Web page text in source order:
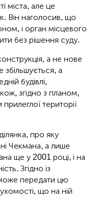
міста, але це
Він наголосив, що
і орган місцевого
без рішення суду.
а не нове
а
будівлі,
згідно з планом,
території
про яку
Чекмана, а лише
ще у 2001 році, і на
Згідно із
передати цю
що на ній